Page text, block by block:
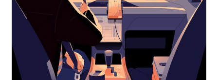
în
jos.
Închide
calendarul
apăsând
pe
butonul
Escape.